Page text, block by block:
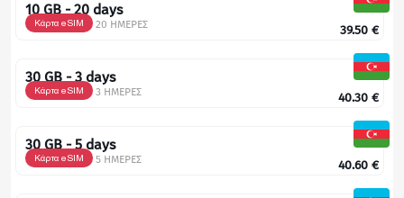
10 GB - 20 days
Κάρτα eSIM 20 ΗΜΕΡΕΣ 39.50 €
30 GB - 3 days
Κάρτα eSIM 3 ΗΜΕΡΕΣ 40.30 €
30 GB - 5 days
Κάρτα eSIM 5 ΗΜΕΡΕΣ 40.60 €